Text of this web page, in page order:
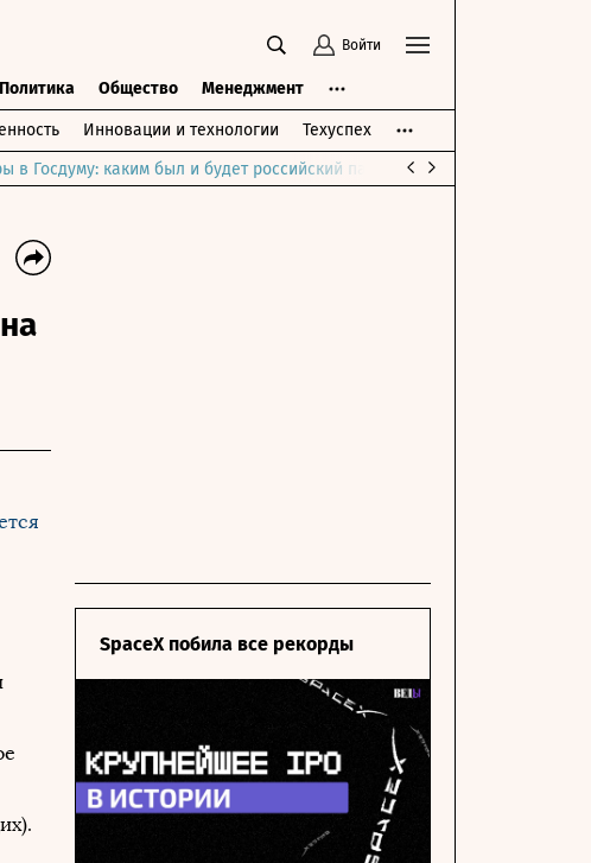
Войти
Политика Общество Менеджмент
Инновации и технологии Техуспех
в Госдуму: каким был и будет российский парламент
SpaceX побила все рекорды